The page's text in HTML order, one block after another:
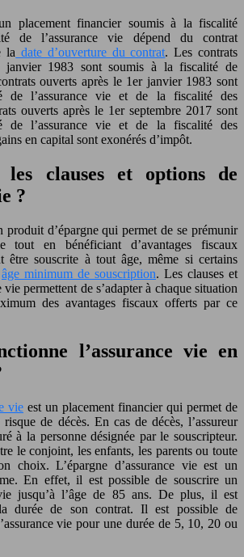
placement financier soumis à la fiscalité
de l’assurance vie dépend du contrat
la date d’ouverture du contrat. Les contrats
janvier 1983 sont soumis à la fiscalité de
ouverts après le 1er janvier 1983 sont
de l’assurance vie et de la fiscalité des
ouverts après le 1er septembre 2017 sont
de l’assurance vie et de la fiscalité des
en capital sont exonérés d’impôt.
les clauses et options de
?
produit d’épargne qui permet de se prémunir
en bénéficiant d’avantages fiscaux
être souscrite à tout âge, même si certains
âge minimum de souscription. Les clauses et
vie permettent de s’adapter à chaque situation
des avantages fiscaux offerts par ce
l’assurance vie en
vie est un placement financier qui permet de
de décès. En cas de décès, l’assureur
à la personne désignée par le souscripteur.
le conjoint, les enfants, les parents ou toute
choix. L’épargne d’assurance vie est un
En effet, il est possible de souscrire un
jusqu’à l’âge de 85 ans. De plus, il est
durée de son contrat. Il est possible de
vie pour une durée de 5, 10, 20 ou